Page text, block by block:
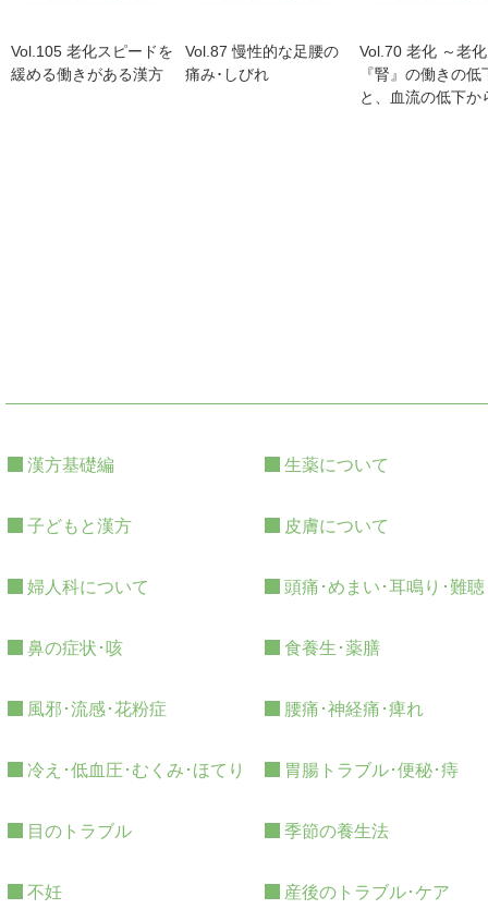
Vol.105 老化スピードを
緩める働きがある漢方
Vol.87 慢性的な足腰の
痛み･しびれ
Vol.70 老化 ～老
『腎』の働きの低
と、血流の低下か
漢方基礎編 生薬について
子どもと漢方 皮膚について
婦人科について 頭痛･めまい･耳鳴り･難聴
鼻の症状･咳 食養生･薬膳
風邪･流感･花粉症 腰痛･神経痛･痺れ
冷え･低血圧･むくみ･ほてり 胃腸トラブル･便秘･痔
目のトラブル 季節の養生法
不妊 産後のトラブル･ケア